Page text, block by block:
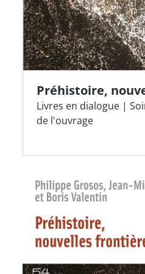
Préhistoire,
Livres en dialogue |
de l'ouvrage